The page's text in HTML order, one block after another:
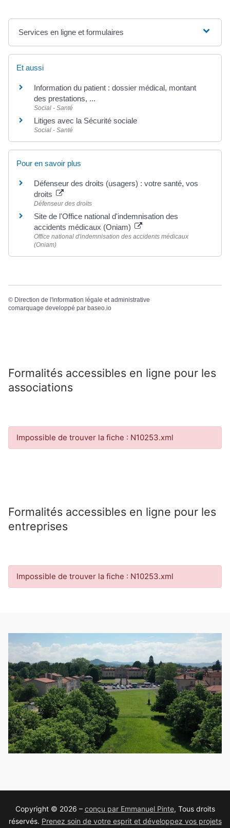
Services en ligne et formulaires
Et aussi
Information du patient : dossier médical, montant
des prestations, ...
Social - Santé
Litiges avec la Sécurité sociale
Social - Santé
Pour en savoir plus
Défenseur des droits (usagers) : votre santé, vos
droits
Défenseur des droits
Site de l'Office national d'indemnisation des
accidents médicaux (Oniam)
Office national d'indemnisation des accidents médicaux
(Oniam)
© Direction de l'information légale et administrative
comarquage developpé par baseo.io
Formalités accessibles en ligne pour les
associations
Impossible de trouver la fiche : N10253.xml
Formalités accessibles en ligne pour les
entreprises
Impossible de trouver la fiche : N10253.xml
Copyright © 2026 – conçu par Emmanuel Pinte, Tous droits
réservés. Prenez soin de votre esprit et développez vos projets